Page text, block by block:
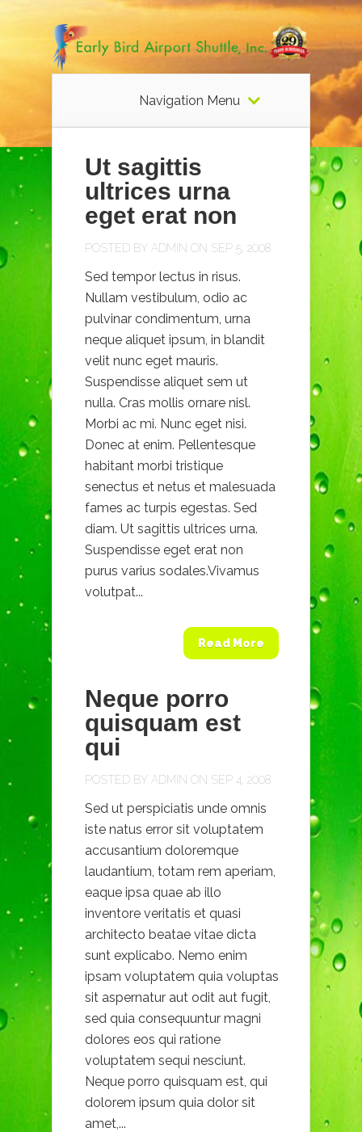
Navigation Menu
Ut sagittis
ultrices urna
eget erat non
POSTED BY ADMIN ON SEP 5, 2008
Sed tempor lectus in risus.
Nullam vestibulum, odio ac
pulvinar condimentum, urna
neque aliquet ipsum, in blandit
velit nunc eget mauris.
Suspendisse aliquet sem ut
nulla. Cras mollis ornare nisl.
Morbi ac mi. Nunc eget nisi.
Donec at enim. Pellentesque
habitant morbi tristique
senectus et netus et malesuada
fames ac turpis egestas. Sed
diam. Ut sagittis ultrices urna.
Suspendisse eget erat non
purus varius sodales.Vivamus
volutpat...
Read More
Neque porro
quisquam est
qui
POSTED BY ADMIN ON SEP 4, 2008
Sed ut perspiciatis unde omnis
iste natus error sit voluptatem
accusantium doloremque
laudantium, totam rem aperiam,
eaque ipsa quae ab illo
inventore veritatis et quasi
architecto beatae vitae dicta
sunt explicabo. Nemo enim
ipsam voluptatem quia voluptas
sit aspernatur aut odit aut fugit,
sed quia consequuntur magni
dolores eos qui ratione
voluptatem sequi nesciunt.
Neque porro quisquam est, qui
dolorem ipsum quia dolor sit
amet,...